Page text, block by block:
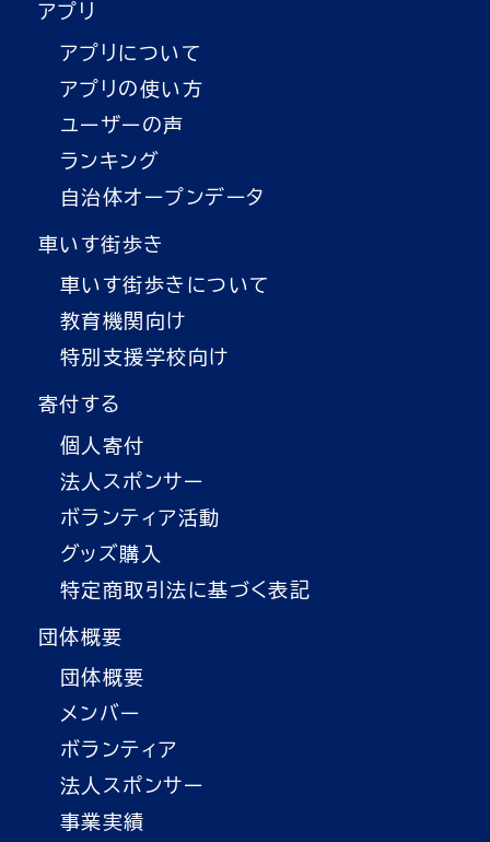
アプリ
アプリについて
アプリの使い方
ユーザーの声
ランキング
自治体オープンデータ
車いす街歩き
車いす街歩きについて
教育機関向け
特別支援学校向け
寄付する
個人寄付
法人スポンサー
ボランティア活動
グッズ購入
特定商取引法に基づく表記
団体概要
団体概要
メンバー
ボランティア
法人スポンサー
事業実績